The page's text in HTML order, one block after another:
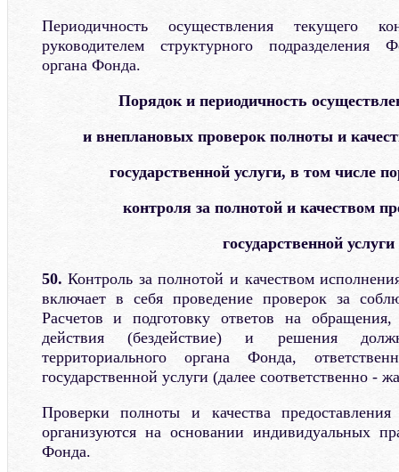
Периодичность осуществления текущего
руководителем структурного подразделения
органа Фонда.
Порядок и периодичность
и внеплановых проверок полноты и
государственной услуги, в том числе
контроля за полнотой и качеством
государственной услуги
50. Контроль за полнотой и качеством
включает в себя проведение проверок за
Расчетов и подготовку ответов на
действия (бездействие) и решения
территориального органа Фонда,
государственной услуги (далее соответственно -
Проверки полноты и качества предоставления
организуются на основании индивидуальных
Фонда.